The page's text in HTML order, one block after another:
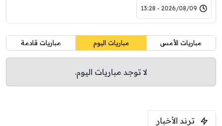
2026/08/09 - 13:28
مباريات الأمس مباريات اليوم مباريات قادمة
لا توجد مباريات اليوم.
ترند الأخبار